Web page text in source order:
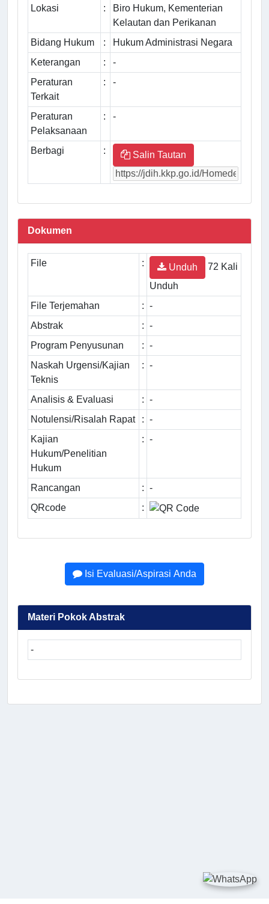
Lokasi :
Biro Hukum, Kementerian
Kelautan dan Perikanan
Bidang Hukum
:
Hukum Administrasi Negara
Keterangan
:
-
Peraturan
Terkait
: -
Peraturan
Pelaksanaan
: -
Berbagi : Salin Tautan
Dokumen
File : Unduh
72 Kali
Unduh
File Terjemahan
: -
Abstrak
: -
Program Penyusunan
: -
Naskah Urgensi/Kajian
Teknis
: -
Analisis & Evaluasi : -
Notulensi/Risalah Rapat
: -
Kajian
Hukum/Penelitian
Hukum
: -
Rancangan : -
QRcode
:
Isi Evaluasi/Aspirasi Anda
Materi Pokok Abstrak
-